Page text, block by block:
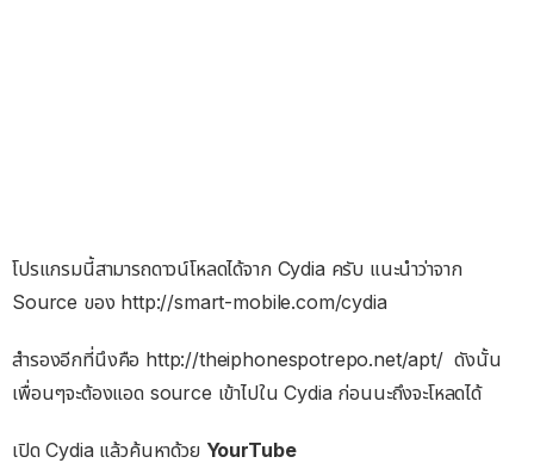
โปรแกรมนี้สามารถดาวน์โหลดได้จาก Cydia ครับ แนะนำว่าจาก
Source ของ http://smart-mobile.com/cydia
สำรองอีกที่นึงคือ http://theiphonespotrepo.net/apt/ ดังนั้น
เพื่อนๆจะต้องแอด source เข้าไปใน Cydia ก่อนนะถึงจะโหลดได้
เปิด Cydia แล้วค้นหาด้วย YourTube